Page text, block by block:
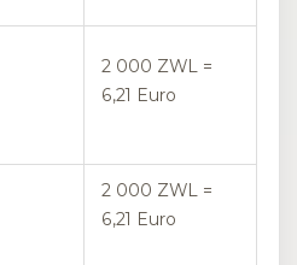
2 000 ZWL =
6,21 Euro
2 000 ZWL =
6,21 Euro